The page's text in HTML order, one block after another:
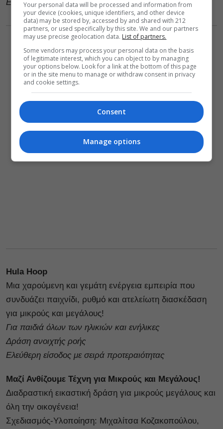
Ελεύθερη είσοδος με σειρά προτεραιότητας
Hula Hoop
Μια χαρούμενη και γεμάτη ενέργεια εμπειρία που
συνδυάζει παιχνίδι, ρυθμό και ατελείωτη διασκέδαση
για μικρούς και μεγάλους!
Για παιδιά όλων των ηλικιών και ενήλικες
Δράση ανοιχτής ροής
Ελεύθερη είσοδος με σειρά προτεραιότητας
Μαζί Ανθίζουμε Τέχνη για Μικρούς και Μεγάλους!
Διαδραστική εικαστική δράση για μικρούς μεγάλους και
όλη την οικογένεια!
Σχεδιασμός-Υλοποίηση: Μιχαλίτσα Κοζακοπούλου,
Your personal data will be processed and information from
your device (cookies, unique identifiers, and other device
data) may be stored by, accessed by and shared with 212
partners, or used specifically by this site. We and our partners
may use precise geolocation data. List of partners.
Some vendors may process your personal data on the basis
of legitimate interest, which you can object to by managing
your options below. Look for a link at the bottom of this page
or in the site menu to manage or withdraw consent in privacy
and cookie settings.
Consent
Manage options